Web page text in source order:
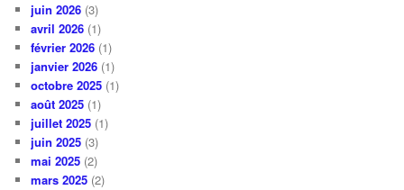
juin 2026 (3)
avril 2026 (1)
février 2026 (1)
janvier 2026 (1)
octobre 2025 (1)
août 2025 (1)
juillet 2025 (1)
juin 2025 (3)
mai 2025 (2)
mars 2025 (2)